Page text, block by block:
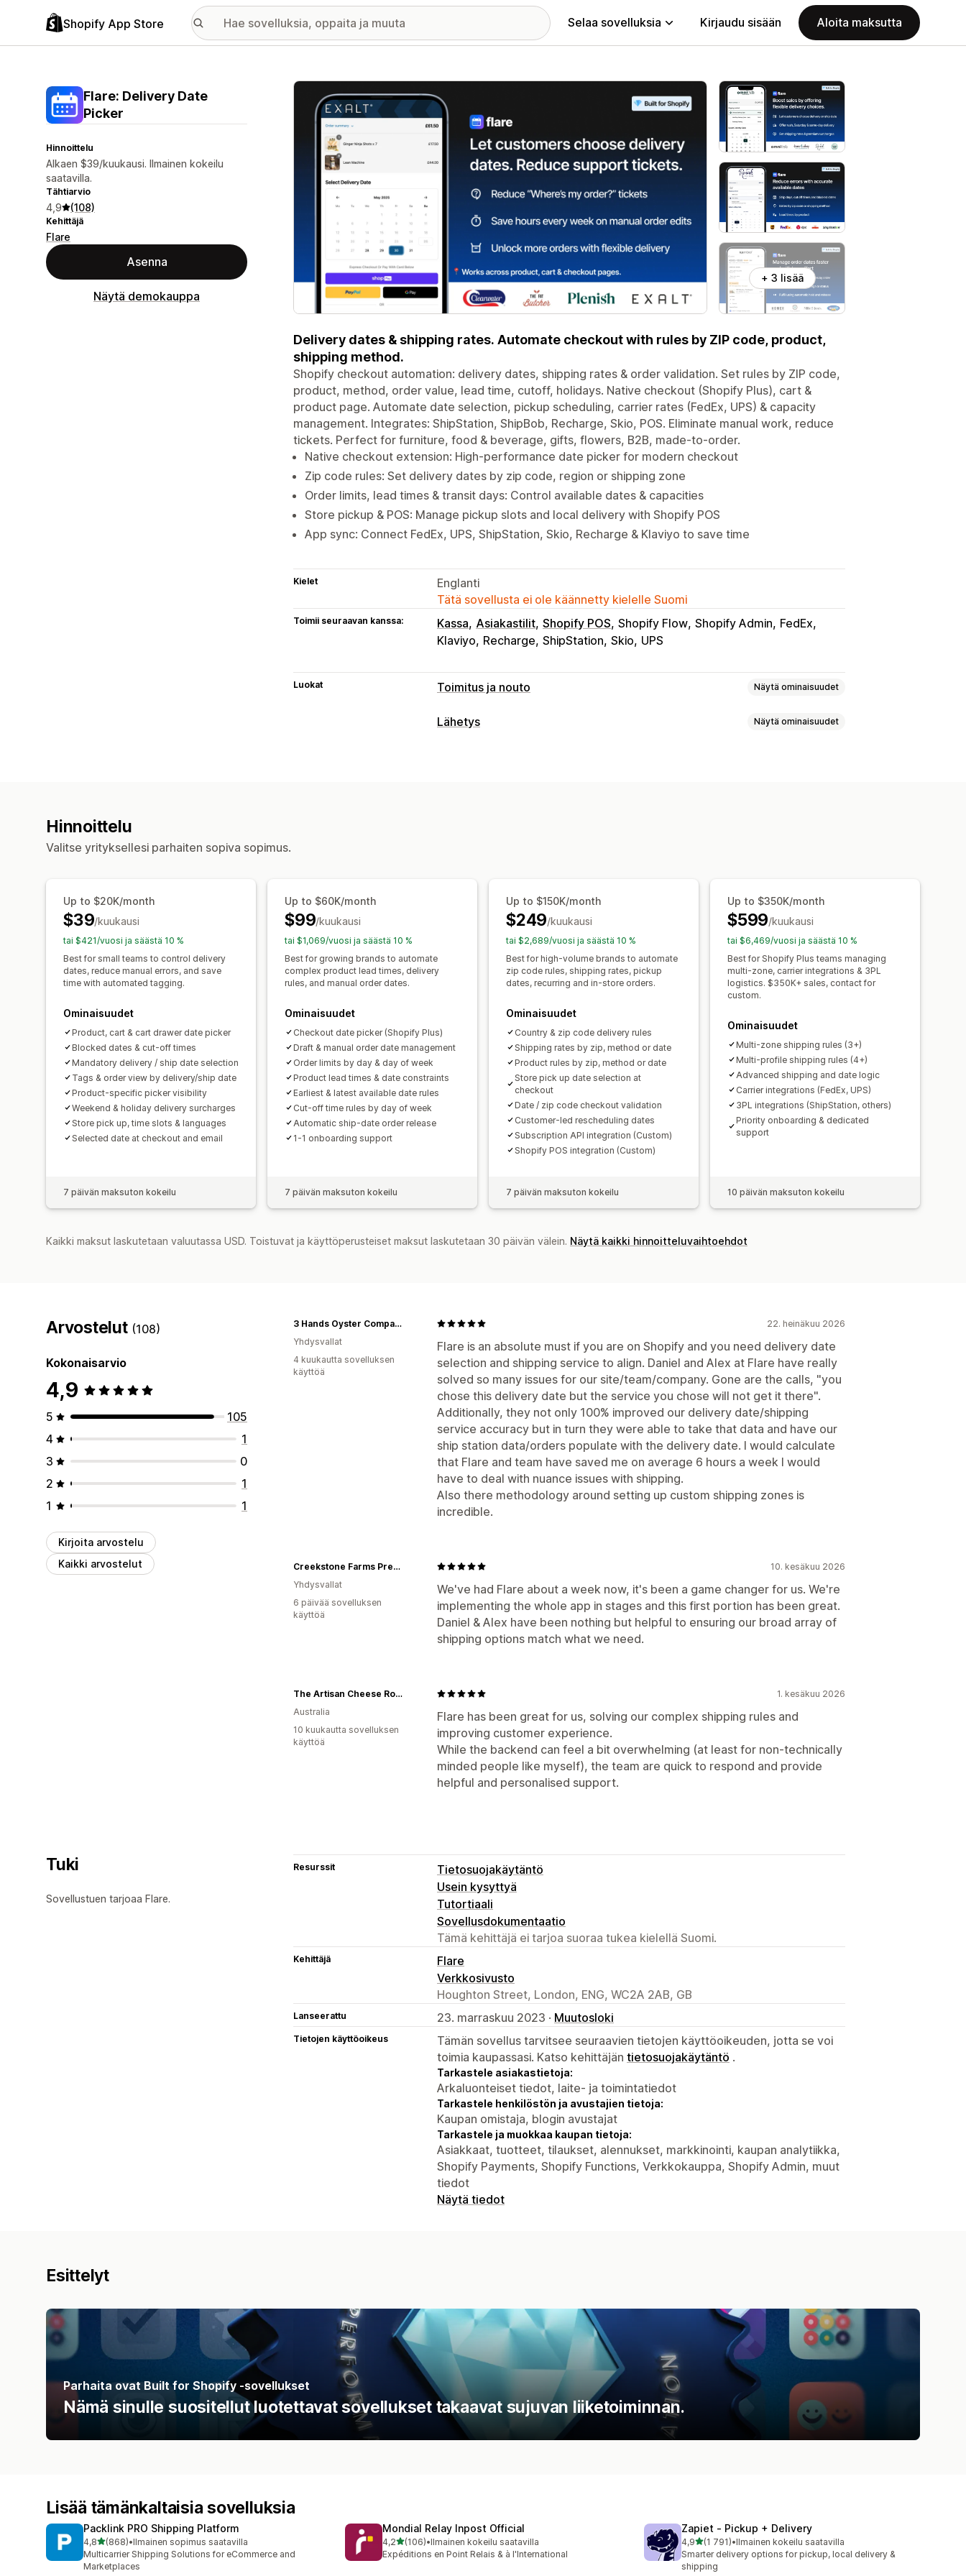
Shopify App Store Selaa sovelluksia Kirjaudu sisään Aloita maksutta
Flare: Delivery Date
Picker
Hinnoittelu
Alkaen $39/kuukausi. Ilmainen kokeilu
saatavilla.
Tähtiarvio
4,9 (108)
Kehittäjä
Flare
Asenna
Näytä demokauppa
Esittelykuvagalleria
+ 3 lisää
Delivery dates & shipping rates. Automate checkout with rules by ZIP code, product,
shipping method.
Shopify checkout automation: delivery dates, shipping rates & order validation. Set rules by ZIP code,
product, method, order value, lead time, cutoff, holidays. Native checkout (Shopify Plus), cart &
product page. Automate date selection, pickup scheduling, carrier rates (FedEx, UPS) & capacity
management. Integrates: ShipStation, ShipBob, Recharge, Skio, POS. Eliminate manual work, reduce
tickets. Perfect for furniture, food & beverage, gifts, flowers, B2B, made-to-order.
Native checkout extension: High-performance date picker for modern checkout
Zip code rules: Set delivery dates by zip code, region or shipping zone
Order limits, lead times & transit days: Control available dates & capacities
Store pickup & POS: Manage pickup slots and local delivery with Shopify POS
App sync: Connect FedEx, UPS, ShipStation, Skio, Recharge & Klaviyo to save time
Kielet
Englanti
Tätä sovellusta ei ole käännetty kielelle Suomi
Toimii seuraavan kanssa: Kassa Asiakastilit Shopify POS Shopify Flow Shopify Admin FedEx
Klaviyo Recharge ShipStation Skio UPS
Luokat Toimitus ja nouto Näytä ominaisuudet
Toimitusvaihtoehdot
Sähköposti-ilmoitukset Arvioidut toimitusajat
Lähetys Näytä ominaisuudet
Tilauspäivitykset
Hinnoittelu
Valitse yrityksellesi parhaiten sopiva sopimus.
Up to $20K/month
$39/kuukausi
tai $421/vuosi ja säästä 10 %
Best for small teams to control delivery
dates, reduce manual errors, and save
time with automated tagging.
Ominaisuudet
Product, cart & cart drawer date picker
Blocked dates & cut-off times
Mandatory delivery / ship date selection
Tags & order view by delivery/ship date
Product-specific picker visibility
Weekend & holiday delivery surcharges
Store pick up, time slots & languages
Selected date at checkout and email
7 päivän maksuton kokeilu
Up to $60K/month
$99/kuukausi
tai $1,069/vuosi ja säästä 10 %
Best for growing brands to automate
complex product lead times, delivery
rules, and manual order dates.
Ominaisuudet
Checkout date picker (Shopify Plus)
Draft & manual order date management
Order limits by day & day of week
Product lead times & date constraints
Earliest & latest available date rules
Cut-off time rules by day of week
Automatic ship-date order release
1-1 onboarding support
7 päivän maksuton kokeilu
Up to $150K/month
$249/kuukausi
tai $2,689/vuosi ja säästä 10 %
Best for high-volume brands to automate
zip code rules, shipping rates, pickup
dates, recurring and in-store orders.
Ominaisuudet
Country & zip code delivery rules
Shipping rates by zip, method or date
Product rules by zip, method or date
Store pick up date selection at
checkout
Date / zip code checkout validation
Customer-led rescheduling dates
Subscription API integration (Custom)
Shopify POS integration (Custom)
7 päivän maksuton kokeilu
Up to $350K/month
$599/kuukausi
tai $6,469/vuosi ja säästä 10 %
Best for Shopify Plus teams managing
multi-zone, carrier integrations & 3PL
logistics. $350K+ sales, contact for
custom.
Ominaisuudet
Multi-zone shipping rules (3+)
Multi-profile shipping rules (4+)
Advanced shipping and date logic
Carrier integrations (FedEx, UPS)
3PL integrations (ShipStation, others)
Priority onboarding & dedicated
support
10 päivän maksuton kokeilu
Kaikki maksut laskutetaan valuutassa USD. Toistuvat ja käyttöperusteiset maksut laskutetaan 30 päivän välein. Näytä kaikki hinnoitteluvaihtoehdot
Arvostelut (108)
Kokonaisarvio
4,9
5
105
4
1
3
0
2
1
1
1
Kirjoita arvostelu
Kaikki arvostelut
22. heinäkuu 2026
Flare is an absolute must if you are on Shopify and you need delivery date
selection and shipping service to align. Daniel and Alex at Flare have really
solved so many issues for our site/team/company. Gone are the calls, "you
chose this delivery date but the service you chose will not get it there".
Additionally, they not only 100% improved our delivery date/shipping
service accuracy but in turn they were able to take that data and have our
ship station data/orders populate with the delivery date. I would calculate
that Flare and team have saved me on average 6 hours a week I would
have to deal with nuance issues with shipping.
Also there methodology around setting up custom shipping zones is
incredible.
3 Hands Oyster Company
Yhdysvallat
4 kuukautta sovelluksen
käyttöä
10. kesäkuu 2026
We've had Flare about a week now, it's been a game changer for us. We're
implementing the whole app in stages and this first portion has been great.
Daniel & Alex have been nothing but helpful to ensuring our broad array of
shipping options match what we need.
Creekstone Farms Premium Beef LLC
Yhdysvallat
6 päivää sovelluksen
käyttöä
1. kesäkuu 2026
Flare has been great for us, solving our complex shipping rules and
improving customer experience.
While the backend can feel a bit overwhelming (at least for non-technically
minded people like myself), the team are quick to respond and provide
helpful and personalised support.
The Artisan Cheese Room
Australia
10 kuukautta sovelluksen
käyttöä
Tuki
Sovellustuen tarjoaa Flare.
Resurssit
Tietosuojakäytäntö
Usein kysyttyä
Tutortiaali
Sovellusdokumentaatio
Tämä kehittäjä ei tarjoa suoraa tukea kielellä Suomi.
Kehittäjä
Flare
Verkkosivusto
Houghton Street, London, ENG, WC2A 2AB, GB
Lanseerattu 23. marraskuu 2023 · Muutosloki
Tietojen käyttöoikeus
Tämän sovellus tarvitsee seuraavien tietojen käyttöoikeuden, jotta se voi
toimia kaupassasi. Katso kehittäjän tietosuojakäytäntö .
Tarkastele asiakastietoja:
Arkaluonteiset tiedot, laite- ja toimintatiedot
Tarkastele henkilöstön ja avustajien tietoja:
Kaupan omistaja, blogin avustajat
Tarkastele ja muokkaa kaupan tietoja:
Asiakkaat, tuotteet, tilaukset, alennukset, markkinointi, kaupan analytiikka,
Shopify Payments, Shopify Functions, Verkkokauppa, Shopify Admin, muut
tiedot
Näytä tiedot
Esittelyt
Parhaita ovat Built for Shopify ‑sovellukset
Nämä sinulle suositellut luotettavat sovellukset takaavat sujuvan liiketoiminnan.
Lisää tämänkaltaisia sovelluksia
Packlink PRO Shipping Platform
4,8/ 5 tähteä
(868)
868 arvostelua yhteensä
•Ilmainen sopimus saatavilla
Multicarrier Shipping Solutions for eCommerce and
Marketplaces
Mondial Relay Inpost Official
4,2/ 5 tähteä
(106)
106 arvostelua yhteensä
•Ilmainen kokeilu saatavilla
Expéditions en Point Relais & à l'International
Zapiet ‑ Pickup + Delivery
4,9/ 5 tähteä
(1 791)
1791 arvostelua yhteensä
•Ilmainen kokeilu saatavilla
Smarter delivery options for pickup, local delivery &
shipping